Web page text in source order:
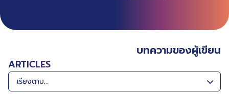
บทความของผู้เขียน
ARTICLES